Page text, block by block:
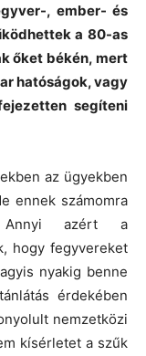
, ember- és
a 80-as
őket békén, mert
hatóságok, vagy
segíteni
az ügyekben
ennek számomra
Annyi azért a
hogy fegyvereket
nyakig benne
érdekében
nemzetközi
kísérletet a szűk